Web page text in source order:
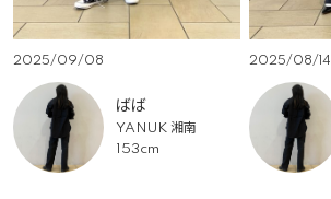
2025/09/08
ばば
YANUK 湘南
153cm
2025/08/14